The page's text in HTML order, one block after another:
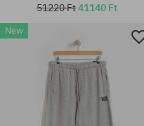
Elérhető méretek:
51220 Ft41140 Ft
New